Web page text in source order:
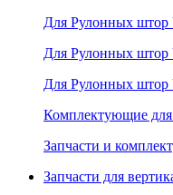
Для Рулонных
Для Рулонных штор
Для Рулонных штор
Комплектующие
Запчасти и
Запчасти для